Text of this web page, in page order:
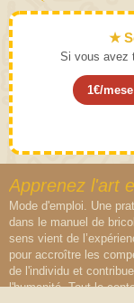
★
Si vous avez
1€/mese
Apprenez l'art
Mode d'emploi. Une
dans le manuel de
sens vient de
pour accroître les
de l'individu et
l'humanité. Tout le